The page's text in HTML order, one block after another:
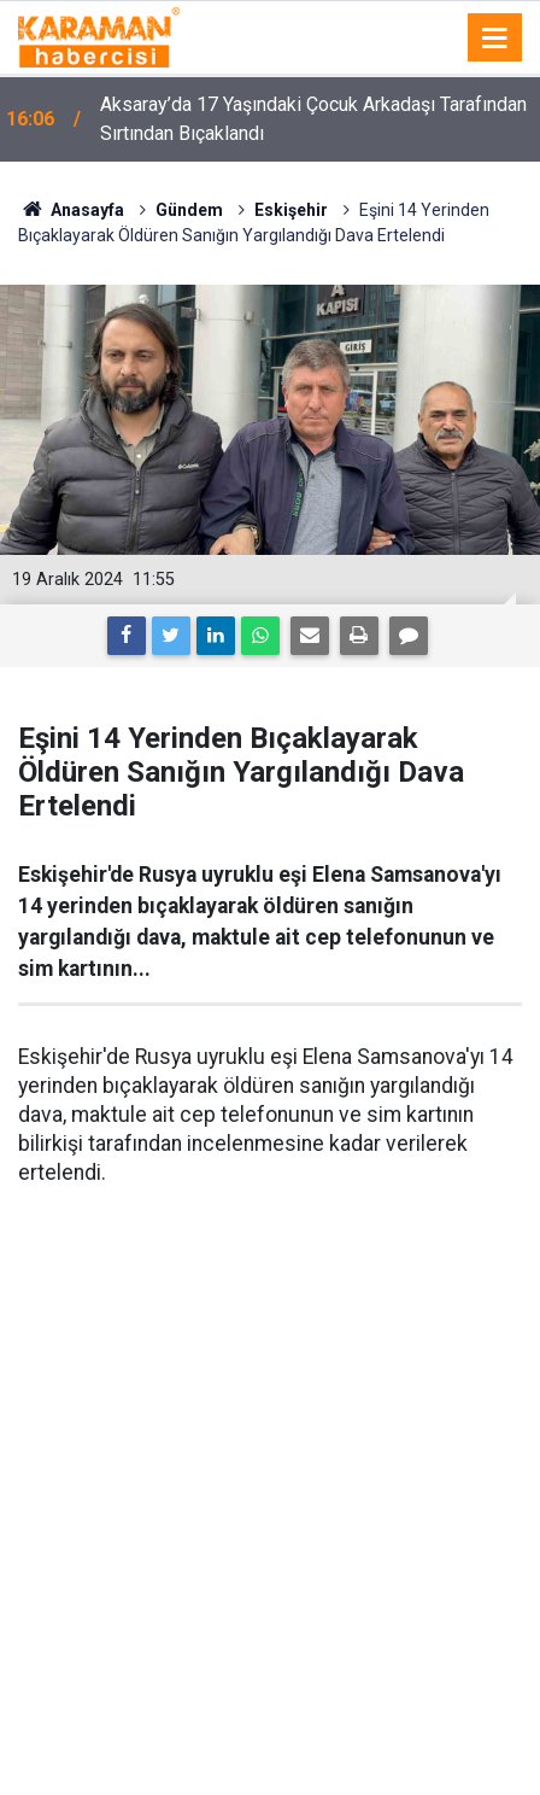
16:06
Aksaray’da 17 Yaşındaki Çocuk Arkadaşı Tarafından
Sırtından Bıçaklandı
Anasayfa Gündem Eskişehir
Eşini 14 Yerinden
Bıçaklayarak Öldüren Sanığın Yargılandığı Dava Ertelendi
11:55
19 Aralık 2024
Eşini 14 Yerinden Bıçaklayarak
Öldüren Sanığın Yargılandığı Dava
Ertelendi
Eskişehir'de Rusya uyruklu eşi Elena Samsanova'yı
14 yerinden bıçaklayarak öldüren sanığın
yargılandığı dava, maktule ait cep telefonunun ve
sim kartının...
Eskişehir'de Rusya uyruklu eşi Elena Samsanova'yı 14
yerinden bıçaklayarak öldüren sanığın yargılandığı
dava, maktule ait cep telefonunun ve sim kartının
bilirkişi tarafından incelenmesine kadar verilerek
ertelendi.